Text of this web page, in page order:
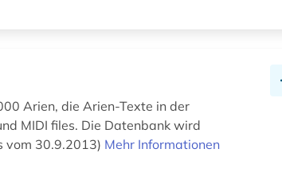
Arien, die Arien-Texte in der
MIDI files. Die Datenbank wird
vom 30.9.2013) Mehr Informationen